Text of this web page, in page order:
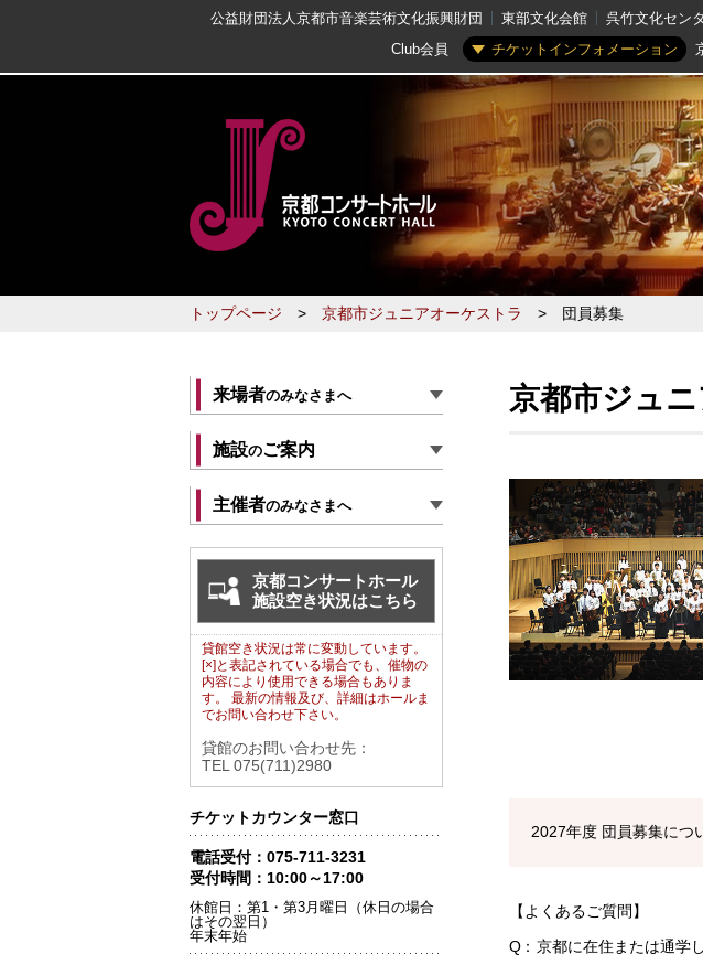
公益財団法人京都市音楽芸術文化振興財団 東部文化会館 呉竹文化セン
Club会員
チケットインフォメーション
トップページ > 京都市ジュニアオーケストラ > 団員募集
京都市ジュ
2027年度 団員募集につ
【よくあるご質問】
Q
京都に在住または通学
来場者のみなさまへ
施設のご案内
主催者のみなさまへ
京都コンサートホール
施設空き状況はこちら
貸館空き状況は常に変動しています。
[×]と表記されている場合でも、催物の
内容により使用できる場合もありま
す。 最新の情報及び、詳細はホールま
でお問い合わせ下さい。
貸館のお問い合わせ先：
TEL 075(711)2980
チケットカウンター窓口
電話受付：075-711-3231
受付時間：10:00～17:00
休館日：第1・第3月曜日（休日の場合
はその翌日）
年末年始